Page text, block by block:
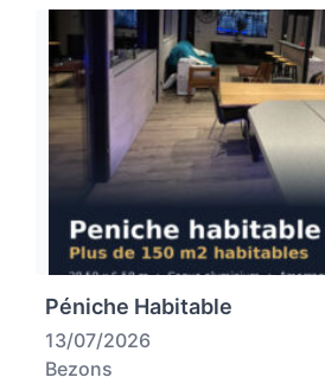
Péniche Habitable
13/07/2026
Bezons